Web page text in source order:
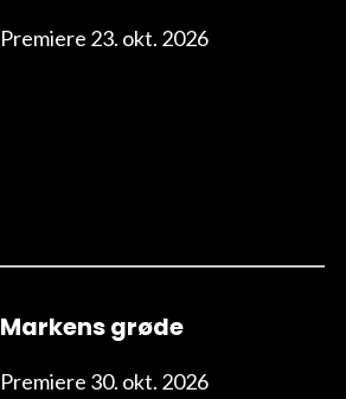
Premiere 23. okt. 2026
Markens grøde
Premiere 30. okt. 2026